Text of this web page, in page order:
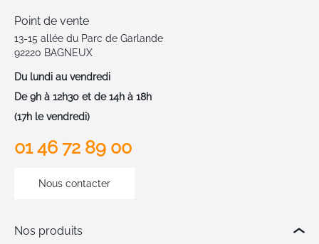
Point de vente
13-15 allée du Parc de Garlande
92220 BAGNEUX
Du lundi au vendredi
De 9h à 12h30 et de 14h à 18h
(17h le vendredi)
01 46 72 89 00
Nous contacter
Nos produits